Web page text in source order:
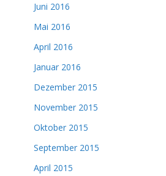
Juni 2016
Mai 2016
April 2016
Januar 2016
Dezember 2015
November 2015
Oktober 2015
September 2015
April 2015